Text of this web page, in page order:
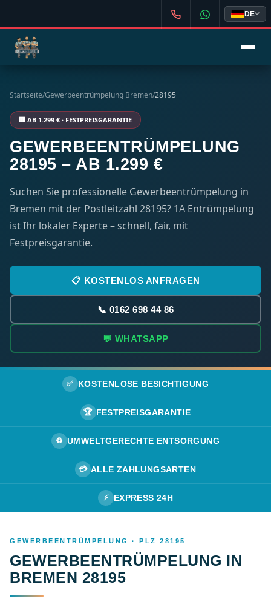
DE
Startseite/Gewerbeentrümpelung Bremen/28195
🏢 AB 1.299 € · FESTPREISGARANTIE
GEWERBEENTRÜMPELUNG
28195 – AB 1.299 €
Suchen Sie professionelle Gewerbeentrümpelung in
Bremen mit der Postleitzahl 28195? 1A Entrümpelung
ist Ihr lokaler Experte – schnell, fair, mit
Festpreisgarantie.
📋 KOSTENLOS ANFRAGEN
📞 0162 698 44 86
💬 WHATSAPP
✅ KOSTENLOSE BESICHTIGUNG
🏆 FESTPREISGARANTIE
♻️ UMWELTGERECHTE ENTSORGUNG
💳 ALLE ZAHLUNGSARTEN
⚡ EXPRESS 24H
GEWERBEENTRÜMPELUNG · PLZ 28195
GEWERBEENTRÜMPELUNG IN
BREMEN 28195